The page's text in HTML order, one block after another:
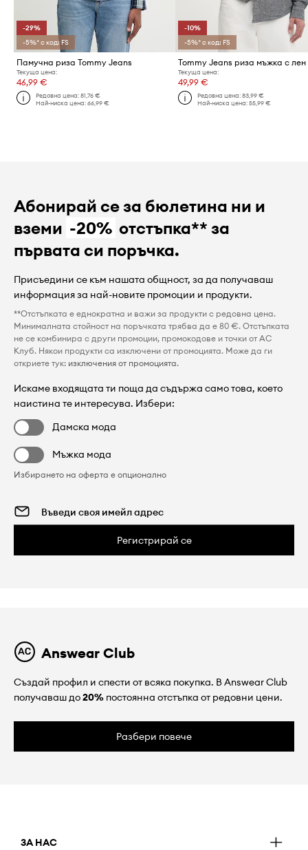
-29%
-5%* с код: FS
Памучна риза Tommy Jeans
Текуща цена:
46,99 €
Редовна цена:81,76 €
Най-ниска цена:66,99 €
-10%
-5%* с код: FS
Tommy Jeans риза мъжка с лен
Текуща цена:
49,99 €
Редовна цена: 83,99 €
Най-ниска цена: 55,99 €
Абонирай се за бюлетина ни и
вземи -20% отстъпка** за
първата си поръчка.
Присъедини се към нашата общност, за да получаваш
информация за най-новите промоции и продукти.
**Отстъпката е еднократна и важи за продукти с редовна цена.
Минималната стойност на поръчката трябва да е 80 €. Отстъпката
не се комбинира с други промоции, промокодове и точки от AC
Клуб. Някои продукти са изключени от промоцията. Може да ги
откриете тук: изключения от промоцията.
Искаме входящата ти поща да съдържа само това, което
наистина те интересува. Избери:
Дамска мода
Мъжка мода
Избирането на оферта е опционално
Регистрирай се
Answear Club
Създай профил и спести от всяка покупка. В Answear Club
получаваш до20% постоянна отстъпка от редовни цени.
Разбери повече
ЗА НАС